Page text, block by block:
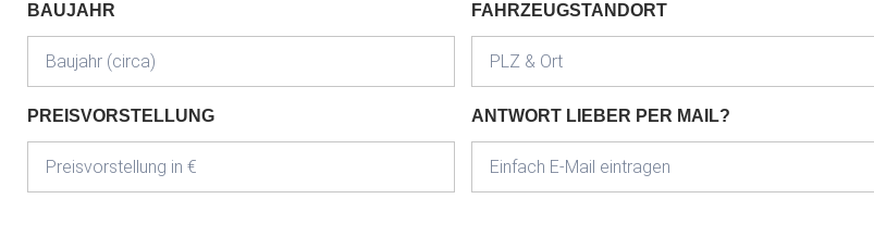
BAUJAHR FAHRZEUGSTANDORT
PREISVORSTELLUNG ANTWORT LIEBER PER MAIL?